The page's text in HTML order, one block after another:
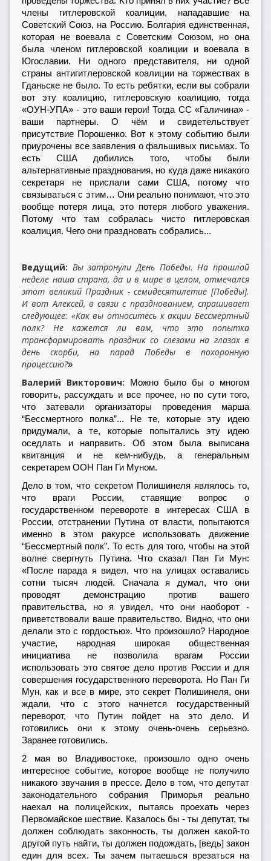
члены гитлеровской коалиции, нападавшие на
Советский Союз, на Россию. Болгария единственная,
которая не воевала с Советским Союзом, но она
была членом гитлеровской коалиции и воевала в
Югославии. Ни одного представителя, ни одной
страны антигитлеровской коалиции на торжествах в
Гданьске не было. То есть ребятки, если вы собрали
вот эту коалицию, гитлеровскую коалицию, тогда
«ОУН-УПА» - это ваши герои! Тогда СС «Галичина» -
ваши партнеры. О чём и свидетельствует
присутствие Порошенко. Вот к этому событию были
приурочены все заявления о фальшивых письмах. То
есть США добились того, чтобы были
альтернативные празднования, но куда даже никакого
секретаря не прислали сами США, потому что
связываться с этим… Они реально понимают, что это
вообще потеря лица, это потеря любого уважения.
Потому что там собралась чисто гитлеровская
коалиция. Чего они праздновать собрались...
Ведущий: Вы затронули День Победы. На прошлой
неделе наша страна, да и в мире в целом, отмечался
этот великий Праздник - семидесятилетие [Победы].
И вот Алексей, в связи с празднованием, спрашивает
следующее: «Как вы относитесь к акции Бессмертный
полк? Не кажется ли вам, что это попытка
трансформировать праздник со слезами на глазах в
день скорби, на парад Победы в похоронную
процессию?»
Валерий Викторович:
Можно было бы о многом
говорить, рассуждать и все прочее, но по сути того,
что затевали организаторы проведения марша
“Бессмертного полка”... Не те, которые эту идею
придумали, а те, которые попытались эту идею
оседлать и направить. Об этом была выписана
квитанция и не кем-нибудь, а генеральным
секретарем ООН Пан Ги Муном.
Дело в том, что секретом Полишинеля являлось то,
что враги России, ставящие вопрос о
государственном перевороте в интересах США в
России, отстранении Путина от власти, попытаются
именно в этом ракурсе использовать движение
“Бессмертный полк”. То есть для того, чтобы на этой
волне свергнуть Путина. Что сказал Пан Ги Мун:
«После парада я видел, что на улицах оставались
сотни тысяч людей. Сначала я думал, что они
проводят демонстрацию против вашего
правительства, но я увидел, что они наоборот -
приветствовали ваше правительство. Видно, что они
делали это с гордостью». Что произошло? Народное
участие, народная широкая общественная
инициатива не позволила врагам России
использовать это святое дело против России и для
совершения государственного переворота. Но Пан Ги
Мун, как и все в мире, это секрет Полишинеля, они
ждали, что с этого начнется государственный
переворот, что Путин пойдет на это дело. И
готовились они к этому очень-очень серьезно.
Заранее готовились.
2 мая во Владивостоке, произошло одно очень
интересное событие, которое вообще не получило
никакого звучания в прессе. Дело в том, что депутат
законодательного собрания Приморья реально
наехал на полицейских, пытаясь проехать через
Первомайское шествие. Казалось бы - ты депутат, ты
должен соблюдать законность, ты должен какой-то
другой путь найти, ты должен подождать, [ведь] закон
един для всех. Ты зачем пытаешься врезаться на